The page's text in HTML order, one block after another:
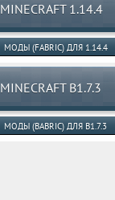
MINECRAFT 1.14.4
МОДЫ (FABRIC) ДЛЯ 1.14.4
MINECRAFT B1.7.3
МОДЫ (BABRIC) ДЛЯ B1.7.3